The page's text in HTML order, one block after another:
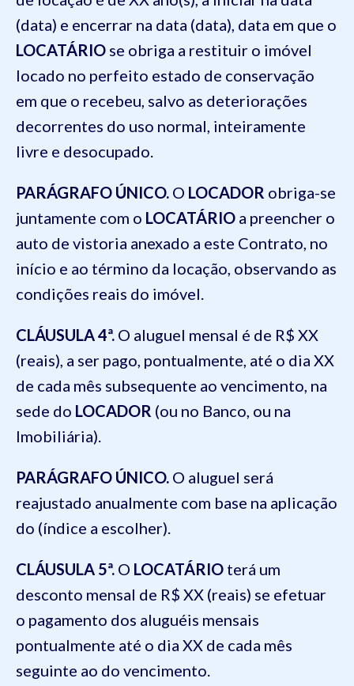
(data) e encerrar na data (data), data em que o
LOCATÁRIO se obriga a restituir o imóvel
locado no perfeito estado de conservação
em que o recebeu, salvo as deteriorações
decorrentes do uso normal, inteiramente
livre e desocupado.
PARÁGRAFO ÚNICO. O LOCADOR obriga-se
juntamente com o LOCATÁRIO a preencher o
auto de vistoria anexado a este Contrato, no
início e ao término da locação, observando as
condições reais do imóvel.
CLÁUSULA 4ª. O aluguel mensal é de R$ XX
(reais), a ser pago, pontualmente, até o dia XX
de cada mês subsequente ao vencimento, na
sede do LOCADOR (ou no Banco, ou na
Imobiliária).
PARÁGRAFO ÚNICO. O aluguel será
reajustado anualmente com base na aplicação
do (índice a escolher).
CLÁUSULA 5ª. O LOCATÁRIO terá um
desconto mensal de R$ XX (reais) se efetuar
o pagamento dos aluguéis mensais
pontualmente até o dia XX de cada mês
seguinte ao do vencimento.